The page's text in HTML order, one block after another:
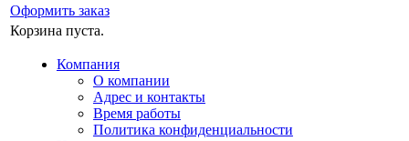
Оформить заказ
Корзина пуста.
Компания
О компании
Адрес и контакты
Время работы
Политика конфиденциальности